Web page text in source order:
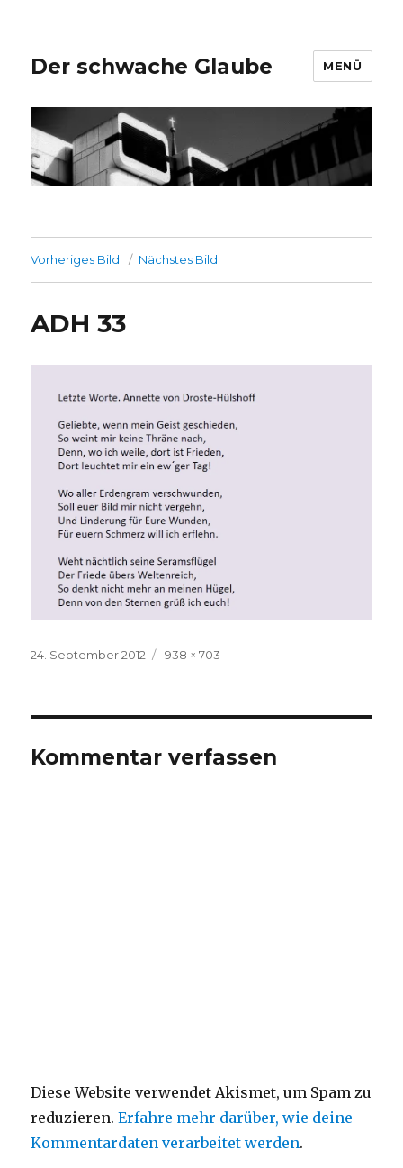
Der schwache Glaube MENÜ
Vorheriges Bild Nächstes Bild
ADH 33
Veröffentlicht
24. September 2012
Volle
938 × 703
Kommentar verfassen
Diese Website verwendet Akismet, um Spam zu
reduzieren.Erfahre mehr darüber, wie deine
Kommentardaten verarbeitet werden.